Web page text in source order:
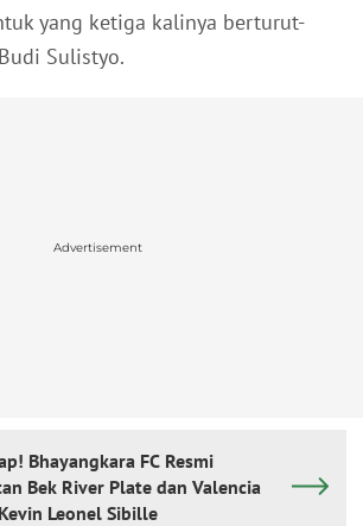
yang ketiga kalinya berturut-
Sulistyo.
Advertisement
Bhayangkara FC Resmi
Bek River Plate dan Valencia
Asal Argentina, Kevin Leonel Sibille